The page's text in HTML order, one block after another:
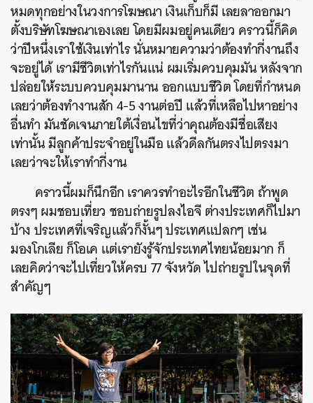
หมดทุกอย่างในวงการโฆษณา เงินเก็บก็มี เลยลาออกมา
ตั้งบริษัทโฆษณาเองเลย โดยมีผมอยู่คนเดียว คราวนี้ก็คิด
ว่าปีหนึ่งเราใช้เงินเท่าไร นั่นหมายความว่าต้องทำกี่งานถึง
จะอยู่ได้ เรามีชีวิตเท่าไรกันแน่ ผมเริ่มควบคุมมัน หลังจาก
ปล่อยให้ระบบควบคุมมานาน ออกแบบชีวิต โดยที่กำหนด
เลยว่าต้องทำงานสัก 4-5 งานต่อปี แล้วที่เหลือไปหาอย่าง
อื่นทำ มันชัดเจนภายใต้เงื่อนไขที่ว่าคุณต้องมีชื่อเสียง
เท่านั้น มีลูกค้าประจำอยู่ในมือ แล้วดีลกันตรงไปตรงมา
เลยว่าจะให้เราทำกี่งาน
คราวนี้ผมก็นึกอีก เราควรทำอะไรอีกในชีวิต ถ้าพูด
ตรงๆ ผมชอบเที่ยว ชอบถ่ายรูปลงไอจี ต่างประเทศก็ไปมา
บ้าง ประเทศที่เจริญแล้วก็งั้นๆ ประเทศแปลกๆ เช่น
มองโกเลีย ก็โอเค แต่เรายังรู้จักประเทศไทยน้อยมาก ก็
เลยคิดว่าจะไปเที่ยวให้ครบ 77 จังหวัด ไปถ่ายรูปในจุดที่
สำคัญๆ